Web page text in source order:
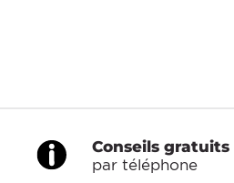
Conseils gratuits
par téléphone